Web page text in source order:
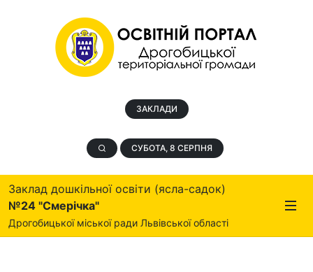
ЗАКЛАДИ
СУБОТА, 8 СЕРПНЯ
Заклад дошкільної освіти (ясла-садок)
№24 "Смерічка"
Дрогобицької міської ради Львівської області